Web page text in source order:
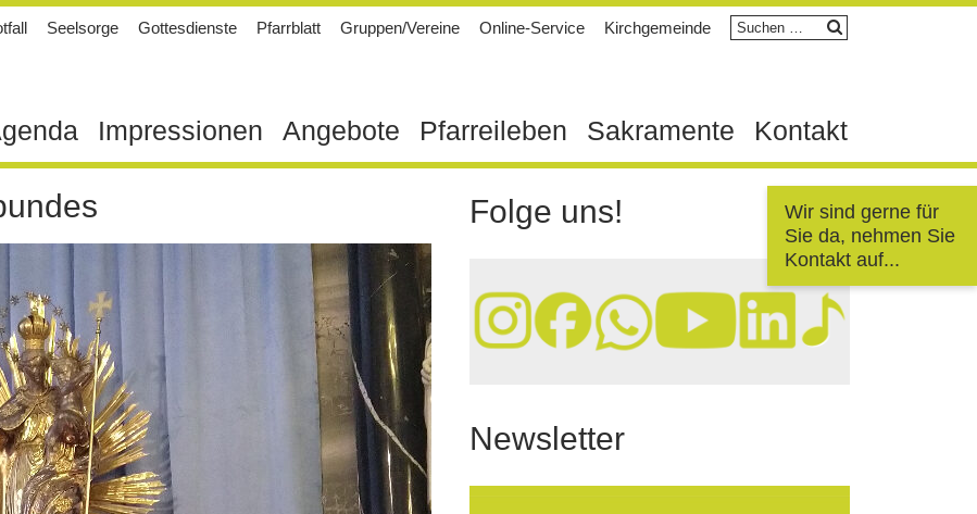
Seelsorge Gottesdienste Pfarrblatt Gruppen/Vereine Online-Service Kirchgemeinde
Suchen
nach:
Impressionen Angebote Pfarreileben Sakramente Kontakt
Wir sind gerne für
Sie da, nehmen Sie
Kontakt auf...
Folge uns!
Newsletter